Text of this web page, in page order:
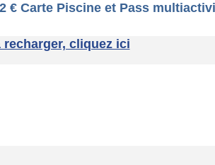
- 5 €
recharger, cliquez ici